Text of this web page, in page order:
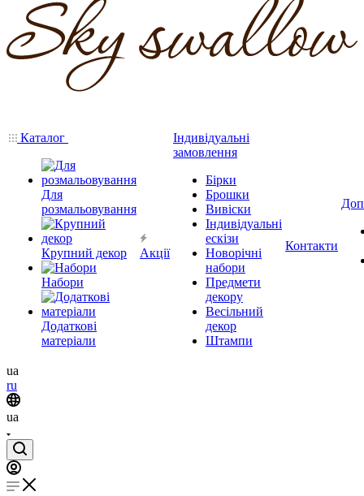
Каталог
Для
розмальовування
Крупний декор
Набори
Додаткові
матеріали
Акції
Індивідуальні
замовлення
Бірки
Брошки
Вивіски
Індивідуальні
ескізи
Новорічні
набори
Предмети
декору
Весільний
декор
Штампи
Контакти
ua
ru
ua